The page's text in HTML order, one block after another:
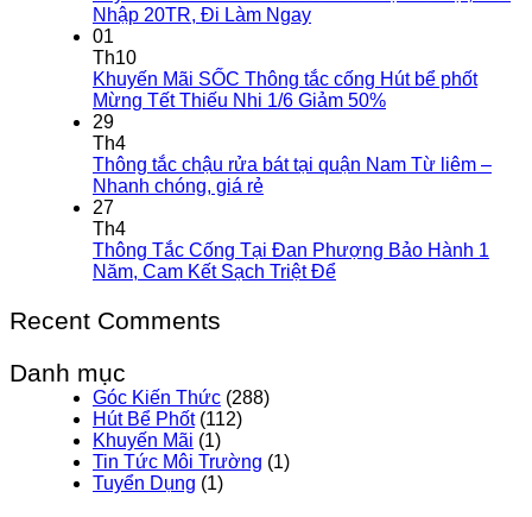
Nhập 20TR, Đi Làm Ngay
01
Th10
Khuyến Mãi SỐC Thông tắc cống Hút bể phốt
Mừng Tết Thiếu Nhi 1/6 Giảm 50%
29
Th4
Thông tắc chậu rửa bát tại quận Nam Từ liêm –
Nhanh chóng, giá rẻ
27
Th4
Thông Tắc Cống Tại Đan Phượng Bảo Hành 1
Năm, Cam Kết Sạch Triệt Để
Recent Comments
Danh mục
Góc Kiến Thức (288)
Hút Bể Phốt(112)
Khuyến Mãi (1)
Tin Tức Môi Trường (1)
Tuyển Dụng (1)